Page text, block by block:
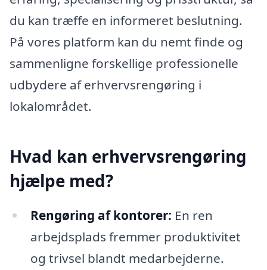
du kan træffe en informeret beslutning.
På vores platform kan du nemt finde og
sammenligne forskellige professionelle
udbydere af erhvervsrengøring i
lokalområdet.
Hvad kan erhvervsrengøring
hjælpe med?
Rengøring af kontorer: En ren
arbejdsplads fremmer produktivitet
og trivsel blandt medarbejderne.